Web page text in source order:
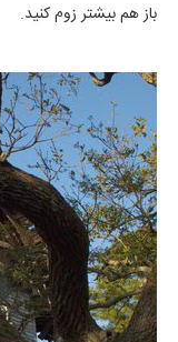
باز هم بیشتر زوم کنید.